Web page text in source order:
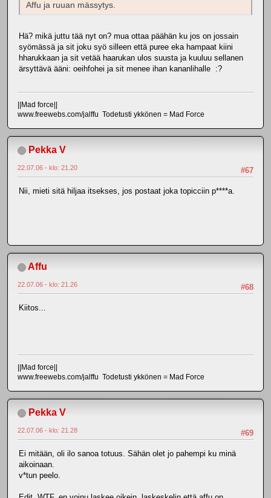
Affu ja ruuan mässytys.
Hä? mikä juttu tää nyt on? mua ottaa päähän ku jos on jossain
syömässä ja sit joku syö silleen että puree eka hampaat kiini
hharukkaan ja sit vetää haarukan ulos suusta ja kuuluu sellanen
ärsyttävä ääni: oeihfohei ja sit menee ihan kananlihalle :?
||Mad force||
www.freewebs.com/jalffu Todetusti ykkönen = Mad Force
Pekka V
#67
22.07.06 - klo: 21.20
Nii, mieti sitä hiljaa itsekses, jos postaat joka topicciin p****a.
Affu
#68
22.07.06 - klo: 21.26
Kiitos...
||Mad force||
www.freewebs.com/jalffu Todetusti ykkönen = Mad Force
Pekka V
#69
22.07.06 - klo: 21.28
Ei mitään, oli ilo sanoa totuus. Sähän olet jo pahempi ku minä
aikoinaan.
v*tun peelo.